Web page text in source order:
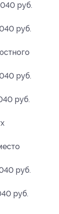
руб.
руб.
руб.
руб.
руб.
руб.